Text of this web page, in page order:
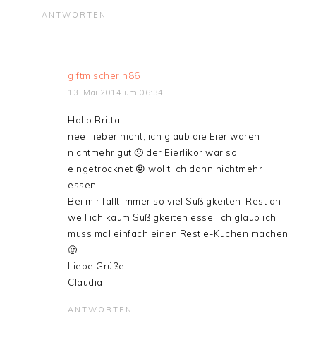
ANTWORTEN
giftmischerin86
13. Mai 2014 um 06:34
Hallo Britta,
nee, lieber nicht, ich glaub die Eier waren
nichtmehr gut 🙁 der Eierlikör war so
eingetrocknet 😛 wollt ich dann nichtmehr
essen.
Bei mir fällt immer so viel Süßigkeiten-Rest an
weil ich kaum Süßigkeiten esse, ich glaub ich
muss mal einfach einen Restle-Kuchen machen
🙂
Liebe Grüße
Claudia
ANTWORTEN